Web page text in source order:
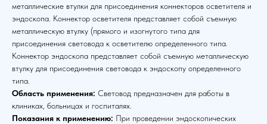
металлические втулки для присоединения коннекторов осветителя и
эндоскопа. Коннектор осветителя представляет собой съемную
металлическую втулку (прямого и изогнутого типа для
присоединения световода к осветителю определенного типа.
Коннектор эндоскопа представляет собой съемную металлическую
втулку для присоединения световода к эндоскопу определенного
типа.
Область применения: Световод предназначен для работы в
клиниках, больницах и госпиталях.
Показания к применению: При проведении эндоскопических